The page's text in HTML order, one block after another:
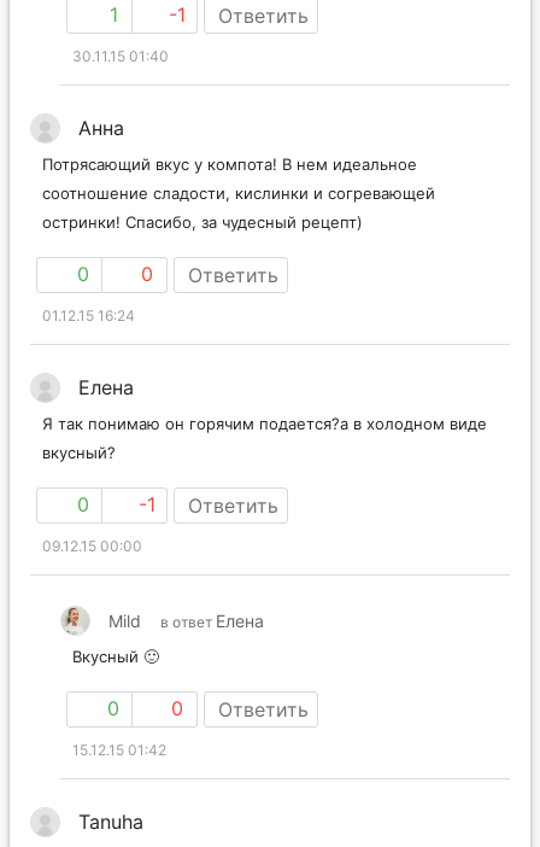
1 -1 Ответить
30.11.15 01:40
Анна
Потрясающий вкус у компота! В нем идеальное
соотношение сладости, кислинки и согревающей
остринки! Спасибо, за чудесный рецепт)
0 0 Ответить
01.12.15 16:24
Елена
Я так понимаю он горячим подается?а в холодном виде
вкусный?
0 -1 Ответить
09.12.15 00:00
Mild в ответ Елена
Вкусный 🙂
0 0 Ответить
15.12.15 01:42
Tanuha